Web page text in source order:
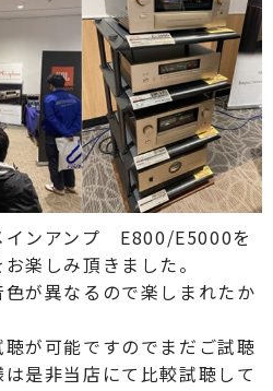
インアンプ E800/E5000を
楽しみ頂きました。
が異なるので楽しまれたか
が可能ですのでまだご試聴
是非当店にて比較試聴して